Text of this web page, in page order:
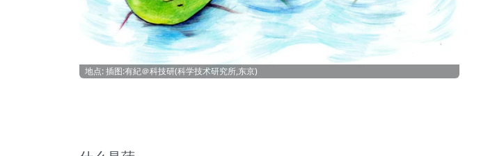
地点: 插图:有紀＠科技研(科学技术研究所,东京)